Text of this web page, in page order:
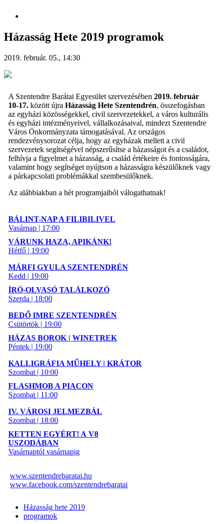
Házasság Hete 2019 programok
2019. február. 05., 14:30
A Szentendre Barátai Egyesület szervezésében 2019. február
10-17. között újra Házasság Hete Szentendrén, összefogásban
az egyházi közösségekkel, civil szervezetekkel, a város kulturális
és egyházi intézményeivel, vállalkozásaival, mindezt Szentendre
Város Önkormányzata támogatásával. Az országos
rendezvénysorozat célja, hogy az egyházak mellett a civil
szervezetek segítségével népszerűsítse a házasságot és a családot,
felhívja a figyelmet a házasság, a család értékeire és fontosságára,
valamint hogy segítséget nyújtson a házasságra készülőknek vagy
a párkapcsolati problémákkal szembesülőknek.
Az alábbiakban a hét programjaiból válogathatnak!
BÁLINT-NAP A FILIBILIVEL
Vasárnap | 17:00
VÁRUNK HAZA, APIKÁNK!
Hétfő | 19:00
MÁRFI GYULA SZENTENDRÉN
Kedd | 19:00
ÍRÓ-OLVASÓ TALÁLKOZÓ
Szerda | 18:00
BEDŐ IMRE SZENTENDRÉN
Csütörtök | 19:00
HÁZAS BOROK | WINETREK
Péntek | 19:00
KALLIGRÁFIA MŰHELY | KRÁTOR
Szombat | 10:00
FLASHMOB A PIACON
Szombat | 11:00
IV. VÁROSI JELMEZBÁL
Szombat | 18:00
KETTEN EGYÉRT! A V8
USZODÁBAN
Vasárnaptól vasárnapig
www.szentendrebaratai.hu
www.facebook.com/szentendrebaratai
Házasság hete 2019
programok